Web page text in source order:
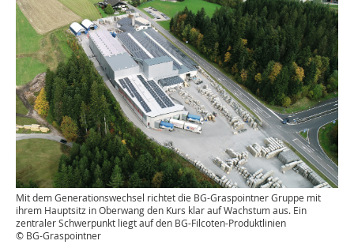
Mit dem Generationswechsel richtet die BG-Graspointner Gruppe mit
ihrem Hauptsitz in Oberwang den Kurs klar auf Wachstum aus. Ein
zentraler Schwerpunkt liegt auf den BG-Filcoten-Produktlinien
© BG-Graspointner